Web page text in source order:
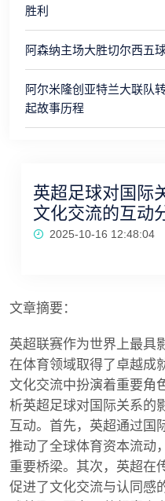
胜利
阿森纳主场大胜切尔西五
阿尔米隆创亚特兰大联队
起故事历程
英超足球对国际
文化交流的互动
2025-10-16 12:48:04
文章摘要：
英超联赛作为世界上最具
在体育领域取得了卓越成
文化交流中扮演着重要角
析英超足球对国际关系的
互动。首先，英超通过国
推动了全球体育资本流动
重要桥梁。其次，英超在
促进了文化交流与认同感